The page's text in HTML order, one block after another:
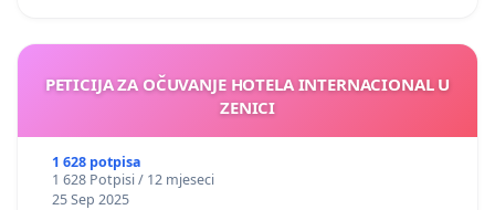
PETICIJA ZA OČUVANJE HOTELA INTERNACIONAL U
ZENICI
1 628 potpisa
1 628 Potpisi / 12 mjeseci
25 Sep 2025